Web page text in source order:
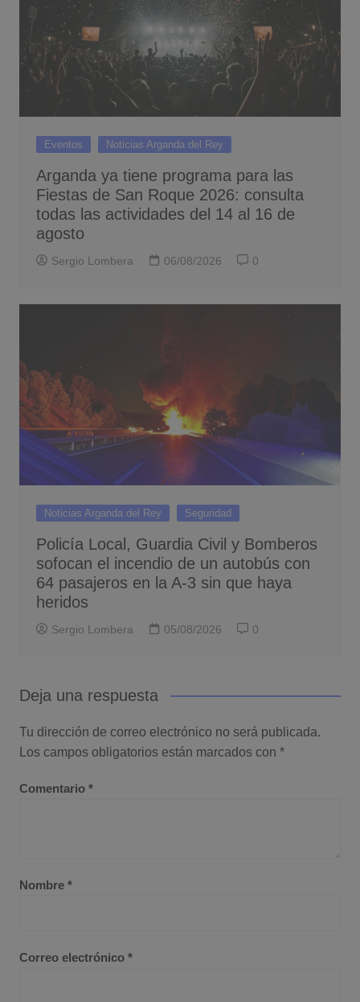
Eventos Noticias Arganda del Rey
Arganda ya tiene programa para las
Fiestas de San Roque 2026: consulta
todas las actividades del 14 al 16 de
agosto
Sergio Lombera 06/08/2026 0
Noticias Arganda del Rey Seguridad
Policía Local, Guardia Civil y Bomberos
sofocan el incendio de un autobús con
64 pasajeros en la A-3 sin que haya
heridos
Sergio Lombera 05/08/2026 0
Deja una respuesta
Tu dirección de correo electrónico no será publicada.
Los campos obligatorios están marcados con *
Comentario *
Nombre *
Correo electrónico *